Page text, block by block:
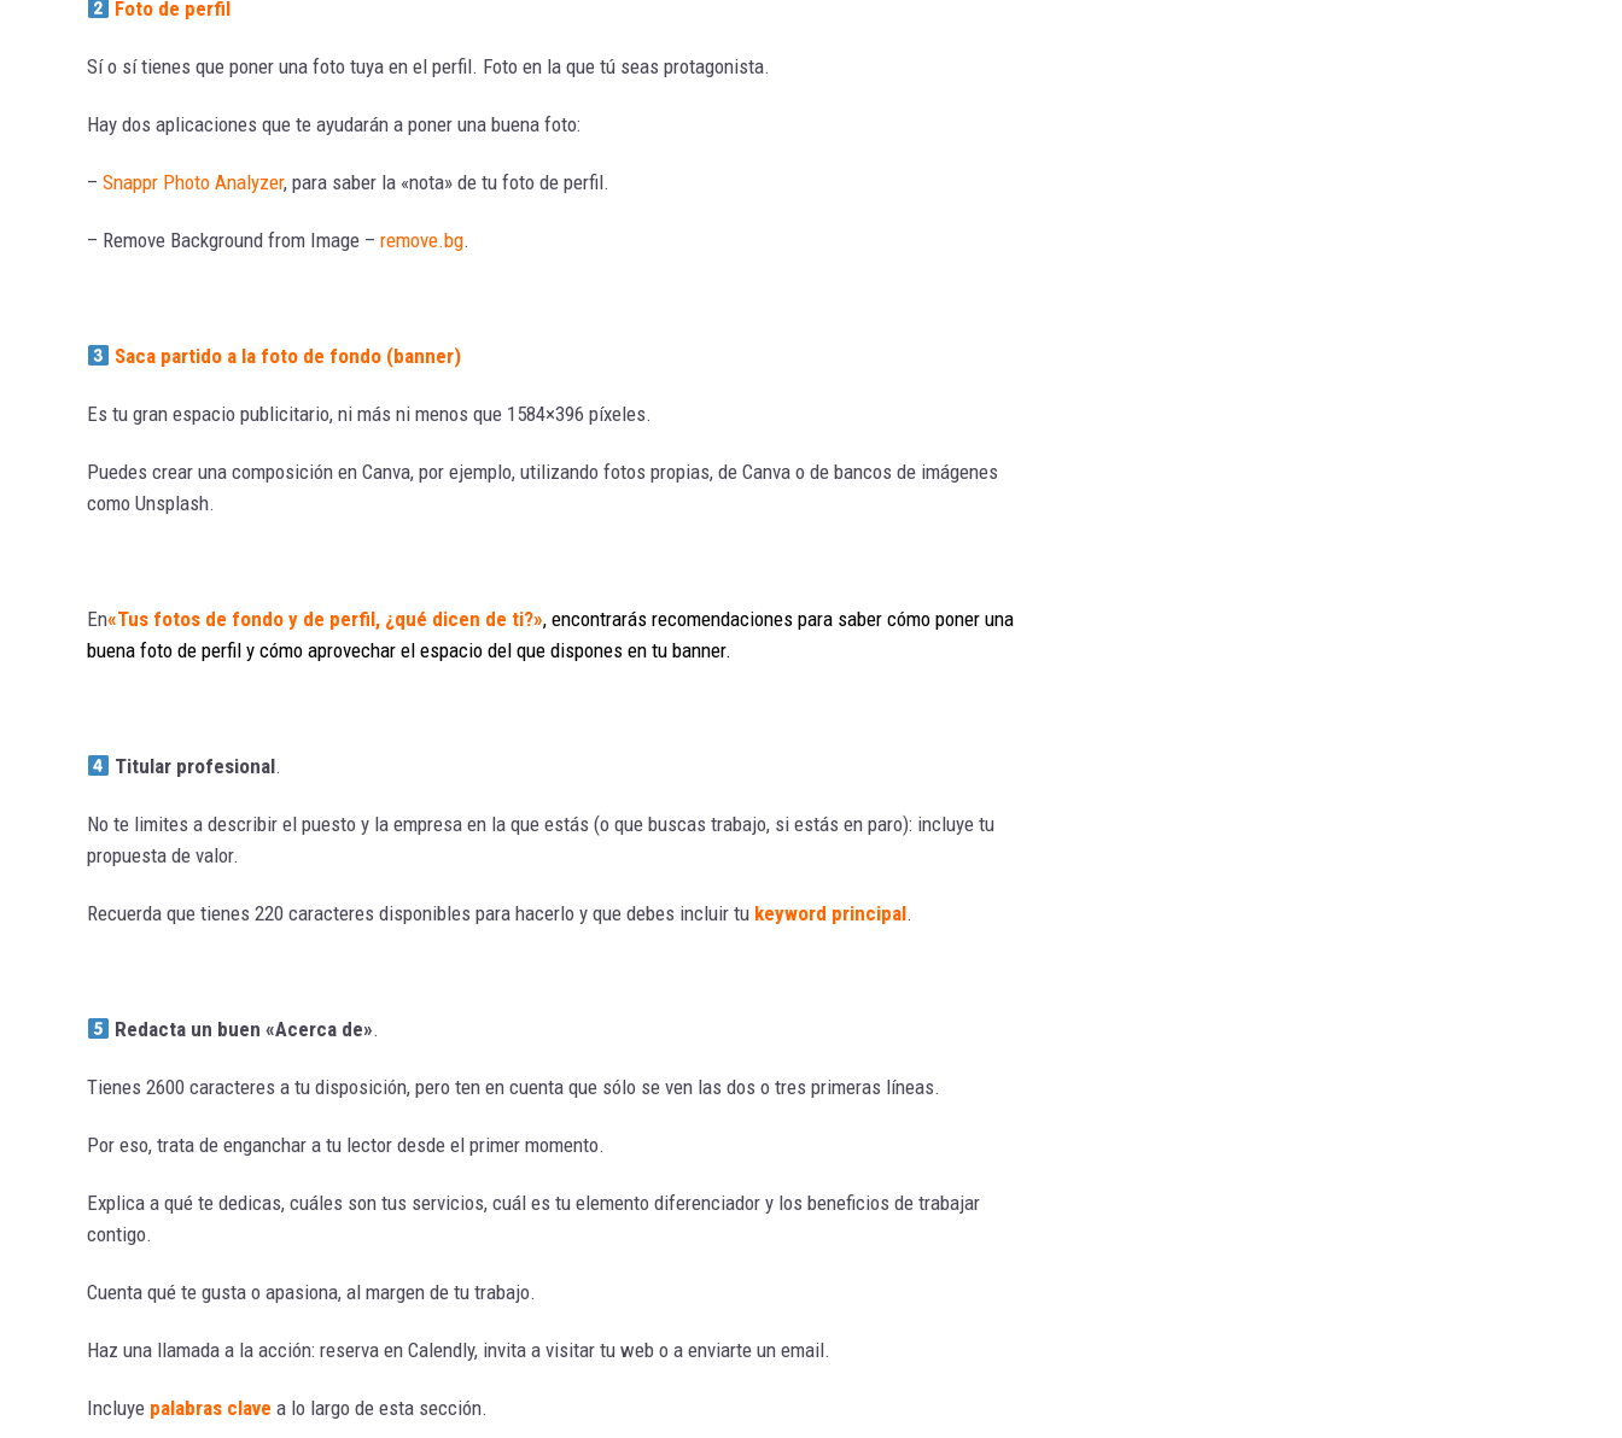
Foto de perfil
Sí o sí tienes que poner una foto tuya en el perfil. Foto en la que tú seas protagonista.
Hay dos aplicaciones que te ayudarán a poner una buena foto:
– Snappr Photo Analyzer, para saber la «nota» de tu foto de perfil.
– Remove Background from Image – remove.bg.
Saca partido a la foto de fondo (banner)
Es tu gran espacio publicitario, ni más ni menos que 1584×396 píxeles.
Puedes crear una composición en Canva, por ejemplo, utilizando fotos propias, de Canva o de bancos de imágenes
como Unsplash.
En«Tus fotos de fondo y de perfil, ¿qué dicen de ti?», encontrarás recomendaciones para saber cómo poner una
buena foto de perfil y cómo aprovechar el espacio del que dispones en tu banner.
Titular profesional.
No te limites a describir el puesto y la empresa en la que estás (o que buscas trabajo, si estás en paro): incluye tu
propuesta de valor.
Recuerda que tienes 220 caracteres disponibles para hacerlo y que debes incluir tu keyword principal.
Redacta un buen «Acerca de».
Tienes 2600 caracteres a tu disposición, pero ten en cuenta que sólo se ven las dos o tres primeras líneas.
Por eso, trata de enganchar a tu lector desde el primer momento.
Explica a qué te dedicas, cuáles son tus servicios, cuál es tu elemento diferenciador y los beneficios de trabajar
contigo.
Cuenta qué te gusta o apasiona, al margen de tu trabajo.
Haz una llamada a la acción: reserva en Calendly, invita a visitar tu web o a enviarte un email.
Incluye palabras clave a lo largo de esta sección.